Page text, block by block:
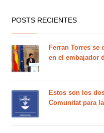
POSTS RECIENTES
Ferran Torres se
en el embajador
Estos son los
Comunitat para